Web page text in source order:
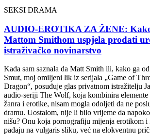
SEKSI DRAMA
AUDIO-EROTIKA ZA ŽENE:
Mattom Smithom uspjela prodati
istraživačko novinarstvo
Kada sam saznala da Matt Smith ili, kako ga
Smut, moj omiljeni lik iz serijala „Game of
Dragon“, posuđuje glas privatnom istražitelju
audio-seriji The Wolf, koja kombinira elemente
žanra i erotike, nisam mogla odoljeti da ne
dramu. Uostalom, nije li bilo vrijeme da
nišu? Onu koja pornografiju mijenja erotikom i
padaju na vulgaris sliku, već na elokventnu